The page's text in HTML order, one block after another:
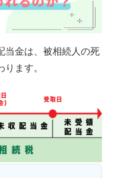
当金は、被相続人の死
ます。